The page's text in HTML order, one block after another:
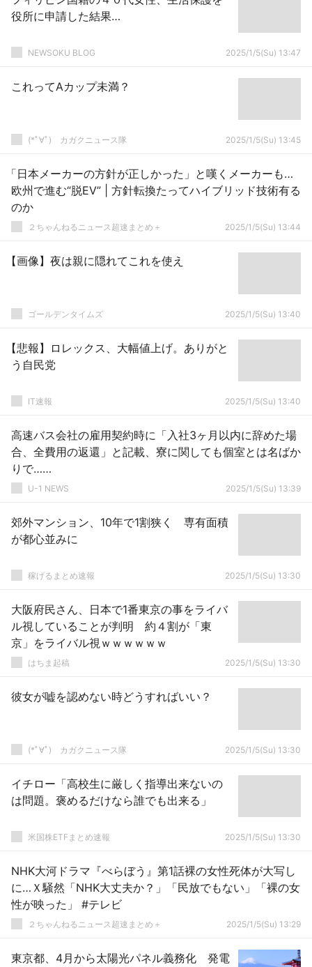
役所に申請した結果…
NEWSOKU BLOG 2025/1/5(Su) 13:47
これってAカップ未満？
(*ﾟ∀ﾟ)ゞカガクニュース隊 2025/1/5(Su) 13:45
「日本メーカーの方針が正しかった」と嘆くメーカーも…
欧州で進む“脱EV” | 方針転換たってハイブリッド技術有る
のか
２ちゃんねるニュース超速まとめ＋ 2025/1/5(Su) 13:44
【画像】夜は親に隠れてこれを使え
ゴールデンタイムズ 2025/1/5(Su) 13:40
【悲報】ロレックス、大幅値上げ。ありがと
う自民党
IT速報 2025/1/5(Su) 13:40
高速バス会社の雇用契約時に「入社3ヶ月以内に辞めた場
合、全費用の返還」と記載、寮に関しても個室とは名ばか
りで……
U-1 NEWS 2025/1/5(Su) 13:39
郊外マンション、10年で1割狭く 専有面積
が都心並みに
稼げるまとめ速報 2025/1/5(Su) 13:30
大阪府民さん、日本で1番東京の事をライバ
ル視していることが判明 約４割が「東
京」をライバル視ｗｗｗｗｗｗ
はちま起稿 2025/1/5(Su) 13:30
彼女が嘘を認めない時どうすればいい？
(*ﾟ∀ﾟ)ゞカガクニュース隊 2025/1/5(Su) 13:30
イチロー「高校生に厳しく指導出来ないの
は問題。褒めるだけなら誰でも出来る」
米国株ETFまとめ速報 2025/1/5(Su) 13:30
NHK大河ドラマ『べらぼう』第1話裸の女性死体が大写し
に…Ｘ騒然「NHK大丈夫か？」「民放でもない」「裸の女
性が映った」 #テレビ
２ちゃんねるニュース超速まとめ＋ 2025/1/5(Su) 13:29
東京都、4月から太陽光パネル義務化 発電